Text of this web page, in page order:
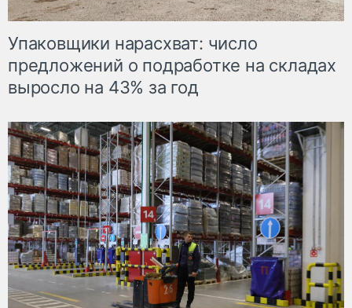
Упаковщики нарасхват: число
предложений о подработке на складах
выросло на 43% за год